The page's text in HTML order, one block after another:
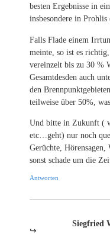
besten Ergebnisse in
insbesondere in
Falls Flade einem
meinte, so ist es
vereinzelt bis zu 30 %
Gesamtdesden auch
den
teilweise über 50%,
Und bitte in Zukunft (
etc…geht) nur noch
Gerüchte,
sonst schade um die
Antworten
Siegfried